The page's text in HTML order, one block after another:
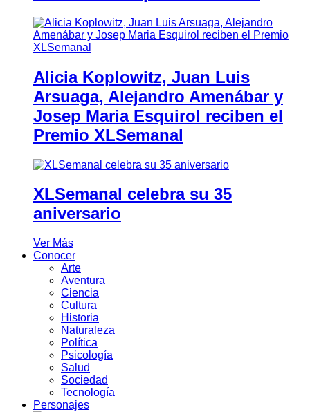
Alicia Koplowitz, Juan Luis
Arsuaga, Alejandro Amenábar y
Josep Maria Esquirol reciben el
Premio XLSemanal
XLSemanal celebra su 35
aniversario
Ver Más
Conocer
Arte
Aventura
Ciencia
Cultura
Historia
Naturaleza
Política
Psicología
Salud
Sociedad
Tecnología
Personajes